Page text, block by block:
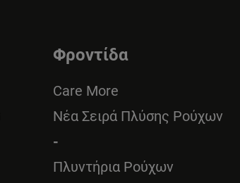
Φροντίδα
Care More
Νέα Σειρά Πλύσης Ρούχων
-
Πλυντήρια Ρούχων